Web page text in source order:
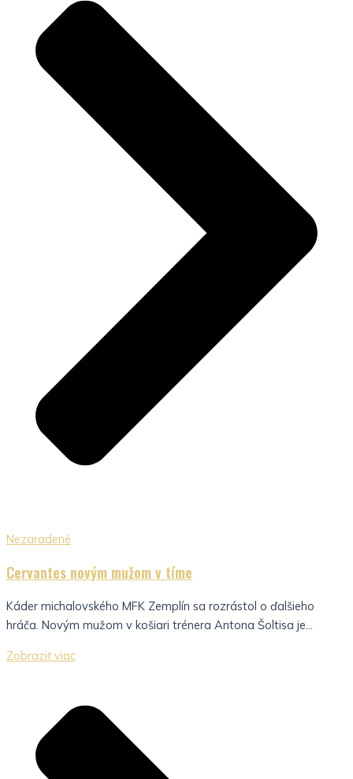
Nezaradené
Cervantes novým mužom v tíme
Káder michalovského MFK Zemplín sa rozrástol o ďalšieho
hráča. Novým mužom v košiari trénera Antona Šoltisa je...
Zobraziť viac